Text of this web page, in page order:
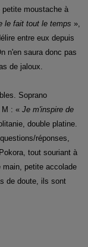
moustache à
le fait tout le temps »,
entre eux depuis
n'en saura donc pas
de jaloux.
Soprano
M : « Je m'inspire de
double platine.
réponses,
tout souriant à
main, petite accolade
de doute, ils sont